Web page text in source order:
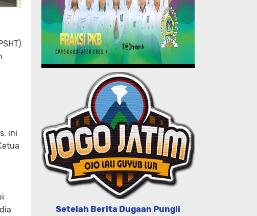
ini
Setelah Berita Dugaan Pungli